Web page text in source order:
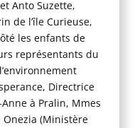
Anto Suzette,
de l’île Curieuse,
les enfants de
représentants du
Directrice
à Pralin, Mmes
Onezia (Ministère